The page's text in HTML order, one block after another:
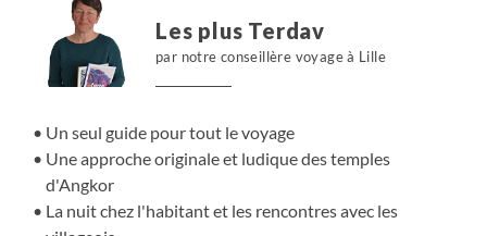
renommées, enfin profitez de merveilleux moments sur
une plage paradisiaque baignée par les eaux turquoise
du golfe de Siam : nagez, plongez, oubliez tout, vous êtes
désormais chez vous, à l’autre bout du monde !
Les plus Terdav
par notre conseillère voyage à Lille
Un seul guide pour tout le voyage
Une approche originale et ludique des temples
d'Angkor
La nuit chez l'habitant et les rencontres avec les